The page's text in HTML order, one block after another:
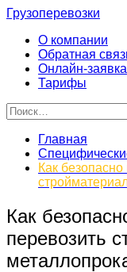
Перейти
содержимому
Грузоперевозки
О компании
Обратная
Онлайн-заявка
Тарифы
Главная
Как
Как
перевозить